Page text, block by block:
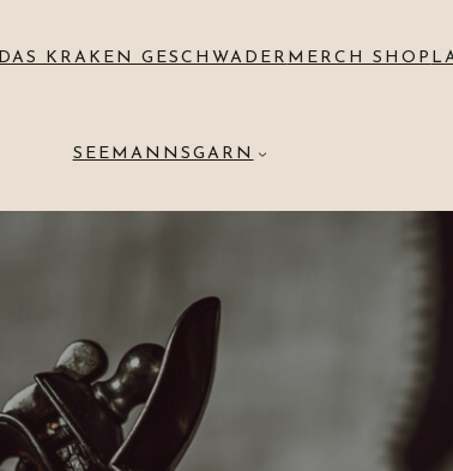
DAS KRAKEN GESCHWADER MERCH SHOP
SEEMANNSGARN